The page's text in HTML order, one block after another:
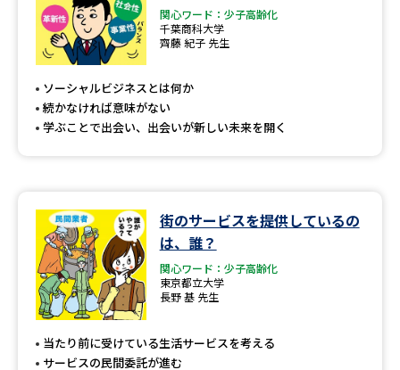
学問の教科書 夢ナビライブ
Ｑ＆Ａ よくあるご質問 大学進学IDについて
テレメール
お支払いサイト
個人情報取扱規定
特定商取引表記
テレメール進学カタログ
訂正のご案内
関心ワード：少子高齢化
千葉商科大学
齊藤 紀子 先生
ソーシャルビジネスとは何か
続かなければ意味がない
学ぶことで出会い、出会いが新しい未来を開く
街のサービスを提供しているの
は、誰？
関心ワード：少子高齢化
東京都立大学
長野 基 先生
当たり前に受けている生活サービスを考える
サービスの民間委託が進む